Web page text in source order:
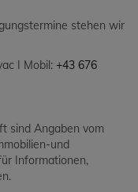
stehen wir
I Mobil: +43 676
sind Angaben vom
und
Informationen,